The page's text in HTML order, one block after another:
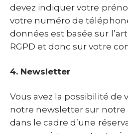
devez indiquer votre
votre numéro de
données est basée sur
RGPD et donc sur votre
4. Newsletter
Vous avez la possibilité de
notre newsletter sur notre
dans le cadre d’une